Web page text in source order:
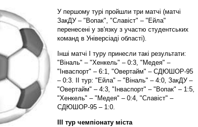
У першому турі пройшли три матчі (матчі
ЗакДУ – "Вопак", "Славіст" – "Ейла"
перенесені у зв'язку з участю студентських
команд в Універсіаді області).
Інші матчі І туру принесли такі результати:
"Віналь" – "Хенкель" – 0:3, "Медея" –
"Інваспорт" – 6:1, "Овертайм" – СДЮШОР-95
– 0:3. II тур: "Ейла" – "Віналь" – 4:0, ЗакДУ –
"Овертайм" – 4:3, "Інваспорт" – "Вопак" – 1:5,
"Хенкель" – "Медея" – 0:4, "Славіст" –
СДЮШОР-95 – 1:0.
III тур чемпіонату міста